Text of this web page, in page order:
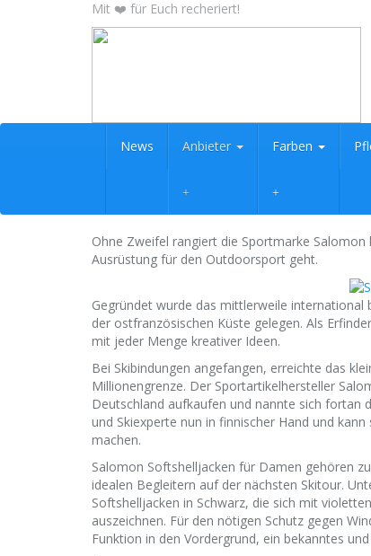
Mit ❤️ für Euch recheriert!
News Anbieter Farben
Ohne Zweifel rangiert die Sportmarke
Ausrüstung für den Outdoorsport geht.
Gegründet wurde das mittlerweile
der ostfranzösischen Küste gelegen. Als
mit jeder Menge kreativer Ideen.
Bei Skibindungen angefangen, erreichte das
Millionengrenze. Der Sportartikelhersteller
Deutschland aufkaufen und nannte sich fortan
und Skiexperte nun in finnischer Hand und
machen.
Salomon Softshelljacken für Damen gehören
idealen Begleitern auf der nächsten Skitour.
Softshelljacken in Schwarz, die sich mit
auszeichnen. Für den nötigen Schutz gegen
Funktion in den Vordergrund, ein bekanntes